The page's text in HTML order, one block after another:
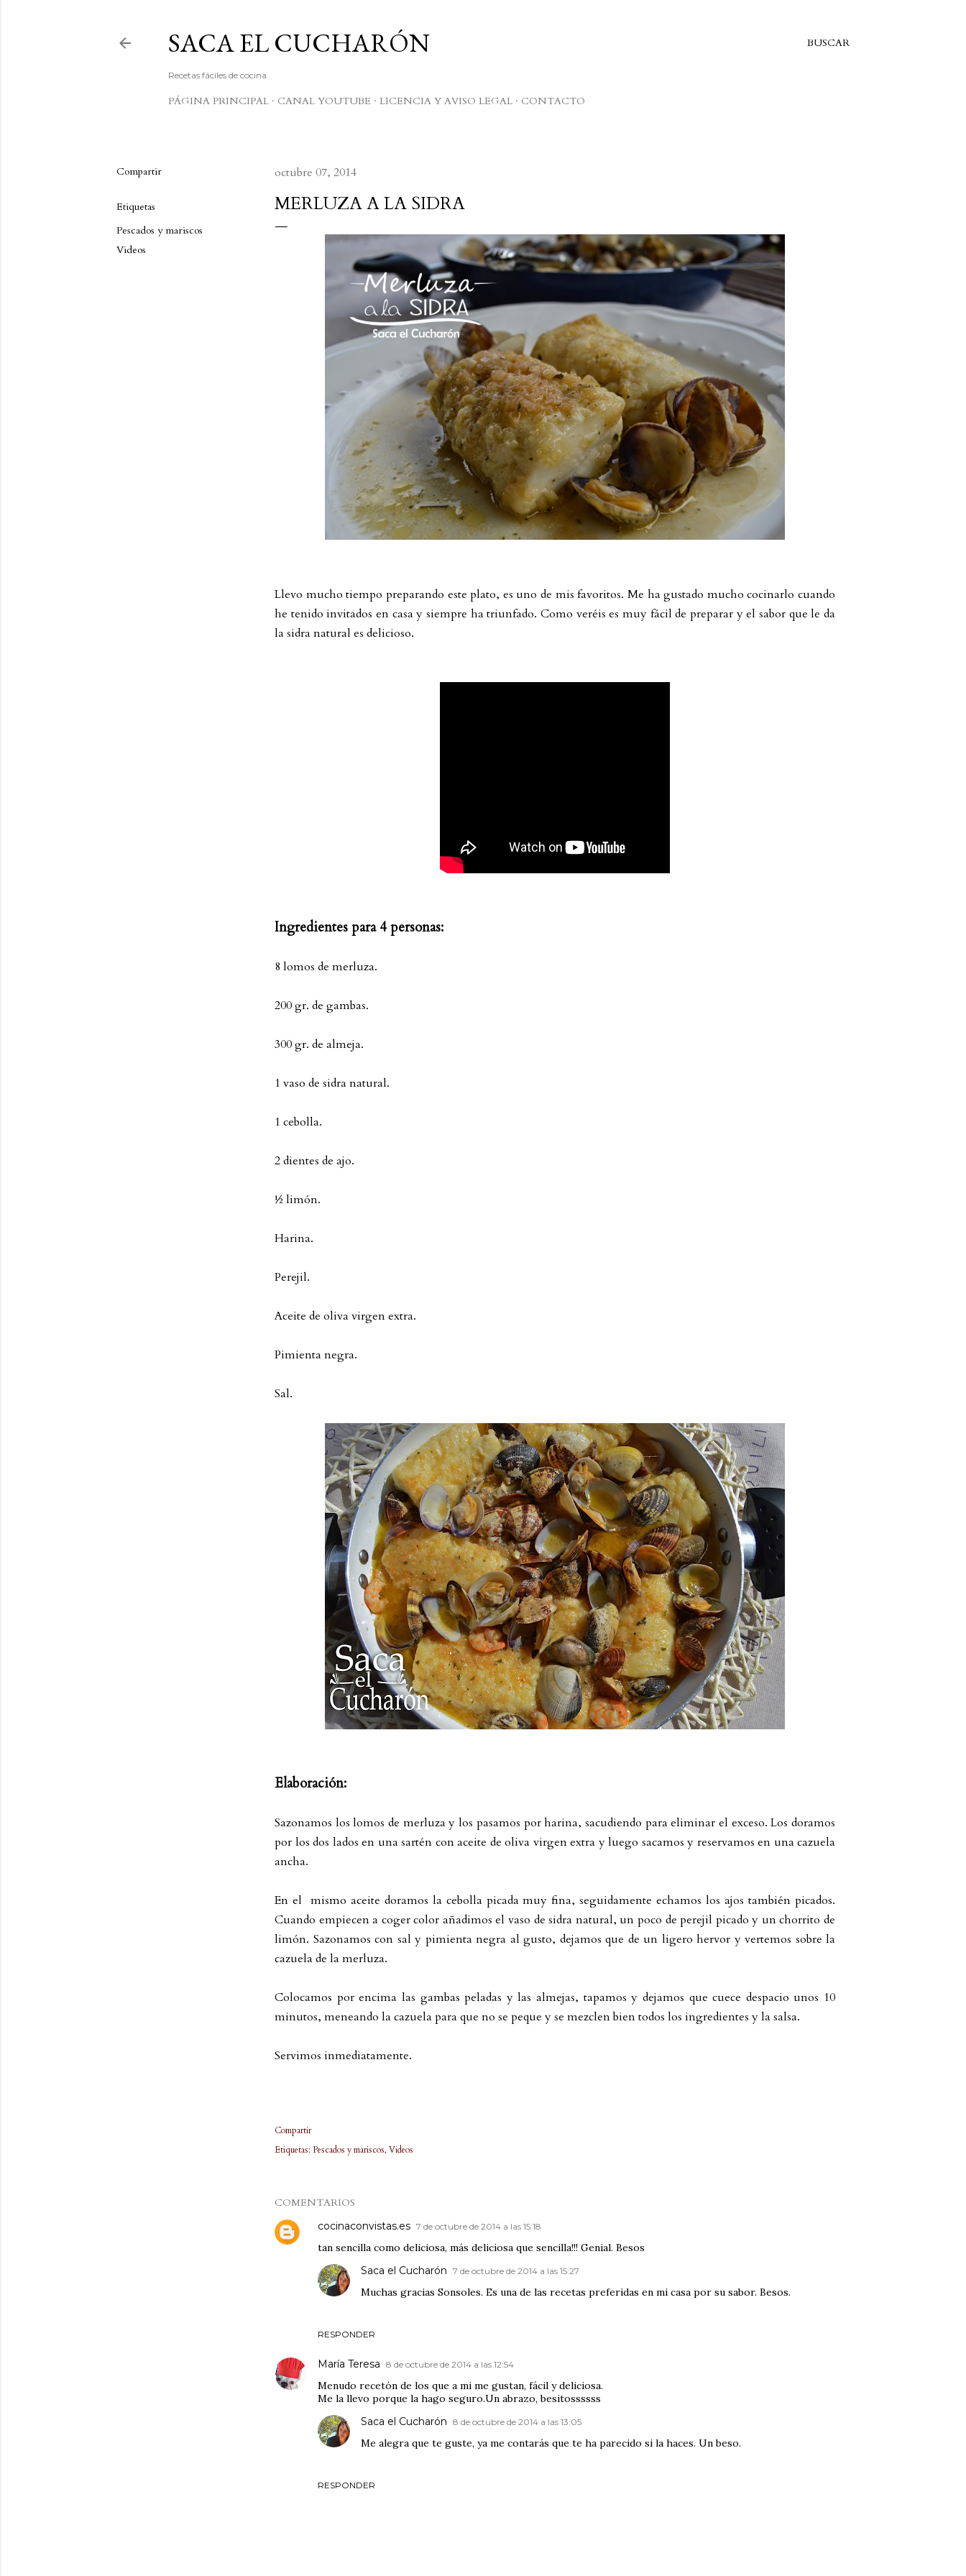
BUSCAR
SACA EL CUCHARÓN
Recetas fáciles de cocina
PÁGINA PRINCIPAL CANAL YOUTUBE LICENCIA Y AVISO LEGAL CONTACTO
Compartir
Etiquetas
Pescados y mariscos
Videos
octubre 07, 2014
MERLUZA A LA SIDRA
Llevo mucho tiempo preparando este plato, es uno de mis favoritos. Me ha gustado mucho cocinarlo cuando
he tenido invitados en casa y siempre ha triunfado. Como veréis es muy fácil de preparar y el sabor que le da
la sidra natural es delicioso.
Ingredientes para 4 personas:
8 lomos de merluza.
200 gr. de gambas.
300 gr. de almeja.
1 vaso de sidra natural.
1 cebolla.
2 dientes de ajo.
½ limón.
Harina.
Perejil.
Aceite de oliva virgen extra.
Pimienta negra.
Sal.
Elaboración:
Sazonamos los lomos de merluza y los pasamos por harina, sacudiendo para eliminar el exceso. Los doramos
por los dos lados en una sartén con aceite de oliva virgen extra y luego sacamos y reservamos en una cazuela
ancha.
En el mismo aceite doramos la cebolla picada muy fina, seguidamente echamos los ajos también picados.
Cuando empiecen a coger color añadimos el vaso de sidra natural, un poco de perejil picado y un chorrito de
limón. Sazonamos con sal y pimienta negra al gusto, dejamos que de un ligero hervor y vertemos sobre la
cazuela de la merluza.
Colocamos por encima las gambas peladas y las almejas, tapamos y dejamos que cuece despacio unos 10
minutos, meneando la cazuela para que no se peque y se mezclen bien todos los ingredientes y la salsa.
Servimos inmediatamente.
Compartir
Etiquetas: Pescados y mariscos Videos
COMENTARIOS
cocinaconvistas.es 7 de octubre de 2014 a las 15:18
tan sencilla como deliciosa, más deliciosa que sencilla!!! Genial. Besos
RESPONDER
Saca el Cucharón 7 de octubre de 2014 a las 15:27
Muchas gracias Sonsoles. Es una de las recetas preferidas en mi casa por su sabor. Besos.
María Teresa 8 de octubre de 2014 a las 12:54
Menudo recetón de los que a mi me gustan, fácil y deliciosa.
Me la llevo porque la hago seguro.Un abrazo, besitossssss
RESPONDER
Saca el Cucharón 8 de octubre de 2014 a las 13:05
Me alegra que te guste, ya me contarás que te ha parecido si la haces. Un beso.